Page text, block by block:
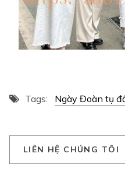
Tags: Ngày Đoàn tụ
LI ÊN HỆ C HÚN G TÔ I